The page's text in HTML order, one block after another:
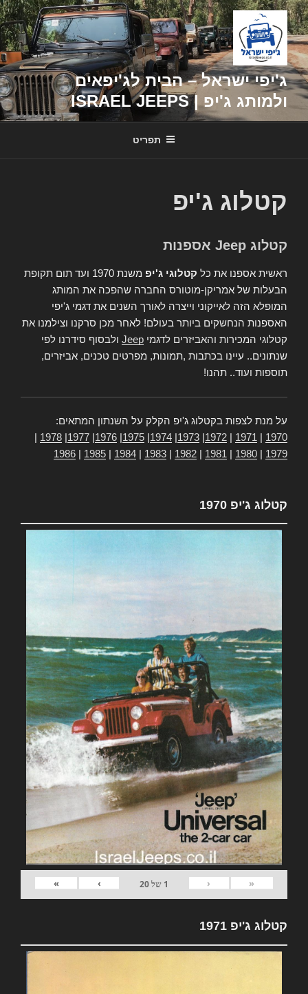
דילוג
לתוכן
ג'יפי ישראל – הבית לג'יפאים
ולמותג ג'יפ | ISRAEL JEEPS
תפריט
קטלוג ג'יפ
קטלוג Jeep אספנות
ראשית אספנו את כל קטלוגי ג'יפ
משנת 1970 ועד תום תקופת
הבעלות של אמריקן-מוטורס החברה שהפכה את המותג
המופלא הזה לאייקוני וייצרה לאורך השנים את דגמי ג'יפי
האספנות הנחשקים ביותר בעולם! לאחר מכן סרקנו וצילמנו את
קטלוגי המכירות והאביזרים לדגמי Jeep ולבסוף סידרנו לפי
שנתונים.. עיינו בכתבות ,תמונות, מפרטים טכנים, אביזרים,
תוספות ועוד.. תהנו!
על מנת לצפות בקטלוג ג'יפ הקלק על השנתון המתאים:
1970
1971
1972
1973
1974
1975
1976
1977
1978
1979
1980
1981
1982
1983
1984
1985
1986
קטלוג ג'יפ 1970
«
‹
1 של20
›
»
קטלוג ג'יפ 1971